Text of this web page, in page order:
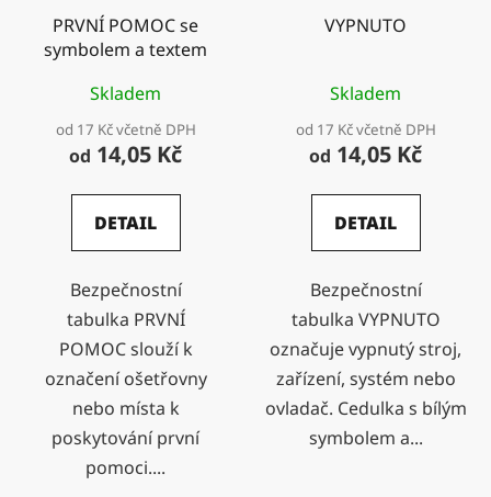
PRVNÍ POMOC se
symbolem a textem
Skladem
od 17 Kč včetně DPH
od 14,05 Kč
DETAIL
Bezpečnostní
tabulka PRVNÍ
POMOC slouží k
označení ošetřovny
nebo místa k
poskytování první
pomoci....
VYPNUTO
Skladem
od 17 Kč včetně DPH
od 14,05 Kč
DETAIL
Bezpečnostní
tabulka VYPNUTO
označuje vypnutý stroj,
zařízení, systém nebo
ovladač. Cedulka s bílým
symbolem a...